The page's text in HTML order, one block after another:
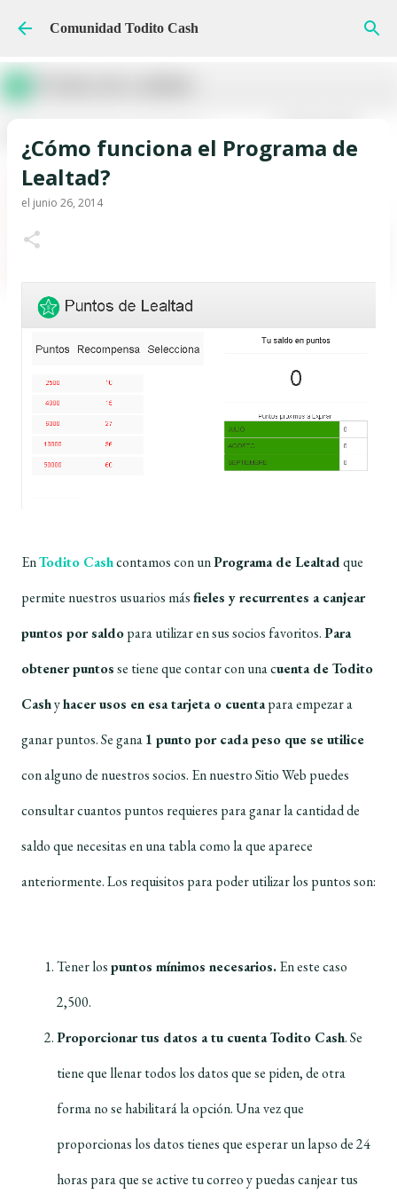
Ir al contenido principal
Comunidad Todito Cash
¿Cómo funciona el Programa de
Lealtad?
el junio 26, 2014
EnTodito Cashcontamos con unPrograma de Lealtadque
permite nuestros usuarios másfieles y recurrentes a canjear
puntos por saldopara utilizar en sus socios favoritos.Para
obtener puntosse tiene que contar con una cuenta de Todito
Cashyhacer usos en esa tarjeta o cuentapara empezar a
ganar puntos. Se gana1 punto por cada peso que se utilice
con alguno de nuestros socios. En nuestro Sitio Web puedes
consultar cuantos puntos requieres para ganar la cantidad de
saldo que necesitas en una tabla como la que aparece
anteriormente. Los requisitos para poder utilizar los puntos son:
Tener lospuntos mínimos necesarios.En este caso
2,500.
Proporcionar tus datos a tu cuenta Todito Cash. Se
tiene que llenar todos los datos que se piden, de otra
forma no se habilitará la opción. Una vez que
proporcionas los datos tienes que esperar un lapso de 24
horas para que se active tu correo y puedas canjear tus